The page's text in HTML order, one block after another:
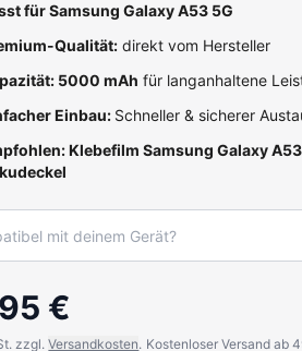
für Samsung Galaxy A53 5G
Qualität: direkt vom Hersteller
5000 mAh für langanhaltene
Einbau: Schneller & sicherer
Klebefilm Samsung Galaxy
€
zzgl.Versandkosten. Kostenloser Versand ab